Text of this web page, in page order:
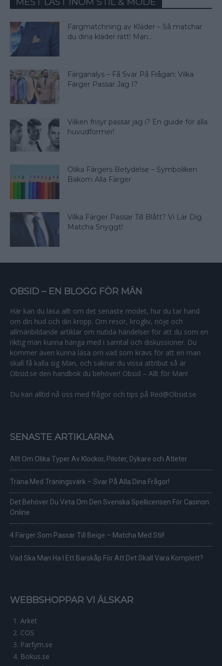
MEST LÄST INOM STIL & MODE
Färgmatchning av Kläder – Så matchar
du dina kläder rätt! Man...
Färganalys – Få Svar På Frågan: Vilka
Färger Passar Jag I?
Vilken frisyr passar jag i? En guide för alla
huvudformer!
Olika Färgers Betydelse – Symboliken
Bakom Alla Färger
Vilka Färger Passar Till Blått? Vi Lär Dig
Matcha Snyggt!
OBSID – EN BLOGG FÖR MÄN
Här kan du läsa allt om det senaste modet, hur du tar hand
om din hud och din kropp. Om resor, krogliv, nöje och
allmänbildande artiklar om nutida händelser för att du som en
riktig man kunna hänga med i samtal och diskussioner. Du
kommer även kunna läsa om vad som krävs för att en man
skall få kalla sig Man, och saknar du vissa attribut så är
Obsid.se den handbok du behöver! Obsid – Allt för Män!
Du kan alltid nå oss med frågor och tips på Red@Obsid.se
SENASTE ARTIKLARNA
Allt Om Olika Typer Av Klockor, Piloter, Dykare och Atleter
Träna Med Träningsvärk – Svar På Alla Dina Frågor!
Det Behöver Du Veta Om Den Svenska Spellicensen För Casinon
Online
4 Färger Som Passar Till Beige – Matcha Med Stil!
Vad Ska Man Ha I Ett Barskåp För Att Det Skall Vara Komplett?
WEBBSHOPPAR VI ÄLSKAR
Arket
COS
Parfym.se
Bokus.se